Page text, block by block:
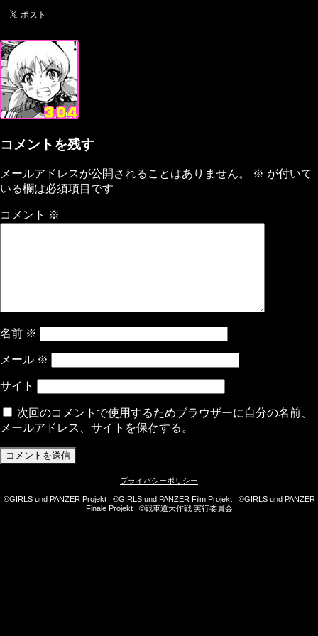
コメントを残す
メールアドレスが公開されることはありません。 ※ が付いて
いる欄は必須項目です
コメント ※
名前 ※
メール ※
サイト
次回のコメントで使用するためブラウザーに自分の名前、
メールアドレス、サイトを保存する。
プライバシーポリシー
©GIRLS und PANZER Projekt ©GIRLS und PANZER Film Projekt ©GIRLS und PANZER
Finale Projekt ©戦車道大作戦 実行委員会